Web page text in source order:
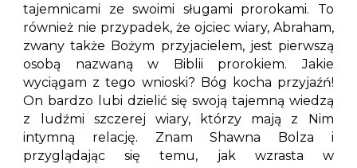
tajemnicami ze swoimi sługami prorokami. To
również nie przypadek, że ojciec wiary, Abraham,
zwany także Bożym przyjacielem, jest pierwszą
osobą nazwaną w Biblii prorokiem. Jakie
wyciągam z tego wnioski? Bóg kocha przyjaźń!
On bardzo lubi dzielić się swoją tajemną wiedzą
z ludźmi szczerej wiary, którzy mają z Nim
intymną relację. Znam Shawna Bolza i
przyglądając się temu, jak wzrasta w